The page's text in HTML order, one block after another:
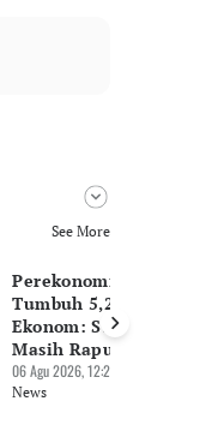
See More
Perekonomian RI
Tumbuh 5,29 Persen,
Ekonom: Strukturnya
Masih Rapuh
06 Agu 2026, 12:28 WIB
News